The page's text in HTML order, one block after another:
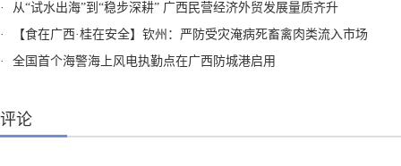
·
从“试水出海”到“稳步深耕” 广西民营经济外贸发展量质齐升
·
【食在广西·桂在安全】钦州：严防受灾淹病死畜禽肉类流入市场
·
全国首个海警海上风电执勤点在广西防城港启用
评论